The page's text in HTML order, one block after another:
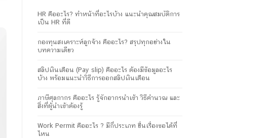
HR คืออะไร? ทำหน้าที่อะไรบ้าง แนะนำคุณสมบัติการ
เป็น HR ที่ดี
กองทุนสงเคราะห์ลูกจ้าง คืออะไร? สรุปทุกอย่างใน
บทความเดียว
สลิปเงินเดือน (Pay slip) คืออะไร ต้องมีข้อมูลอะไร
บ้าง พร้อมแนะนำวิธีการออกสลิปเงินเดือน
ภาษีศุลกากร คืออะไร รู้จักอากรนำเข้า วิธีคำนวณ และ
สิ่งที่ผู้นำเข้าต้องรู้
Work Permit คืออะไร ? มีกี่ประเภท ยื่นเรื่องขอได้ที่
ไหน